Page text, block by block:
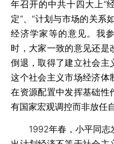
年召开的中共十四大上“
定”、“计划与市场的关系
经济学家等的意见。我
时，大家一致的意见还是
倒退，取得了建立社会主
这个社会主义市场经济体
在资源配置中发挥基础性
有国家宏观调控而非放任
1992年春，小平同志